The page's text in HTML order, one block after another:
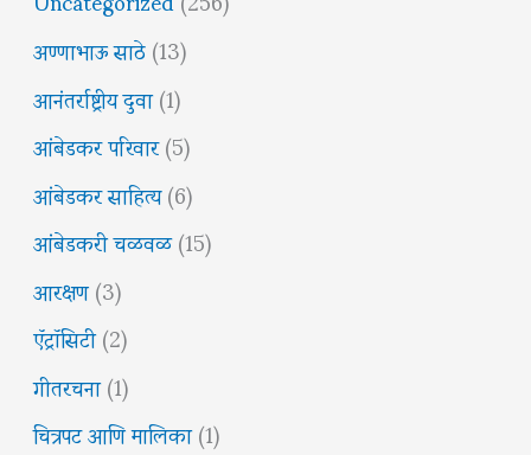
अण्णाभाऊ साठे(13)
आनंतर्राष्ट्रीय दुवा(1)
आंबेडकर परिवार(5)
आंबेडकर साहित्य(6)
आंबेडकरी चळवळ(15)
आरक्षण(3)
ऍट्रॉसिटी(2)
गीतरचना(1)
चित्रपट आणि मालिका(1)